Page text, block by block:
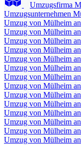
Umzugsfirma
Umzugsunternehmen
Umzug von Mülheim
Umzug von Mülheim
Umzug von Mülheim
Umzug von Mülheim
Umzug von Mülheim
Umzug von Mülheim
Umzug von Mülheim
Umzug von Mülheim
Umzug von Mülheim
Umzug von Mülheim
Umzug von Mülheim
Umzug von Mülheim
Umzug von Mülheim
Umzug von Mülheim